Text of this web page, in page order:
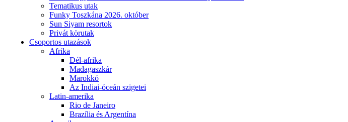
Tematikus utak
Funky Toszkána 2026. október
Sun Siyam resortok
Privát körutak
Csoportos utazások
Afrika
Dél-afrika
Madagaszkár
Marokkó
Az Indiai-óceán szigetei
Latin-amerika
Rio de Janeiro
Brazília és Argentína